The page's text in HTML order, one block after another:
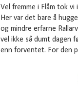
Vel fremme i Flåm tok
Her var det bare å
og mindre erfarne
vel ikke så dumt dagen
enn forventet. For den